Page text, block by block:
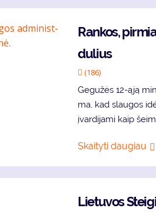
Ran­kos,
du­lius
(186)
Ge­gu­žės 12-ąją
ma, kad slau­gos
įvar­di­ja­mi kaip
Skaityti daugiau
Lie­tu­vos